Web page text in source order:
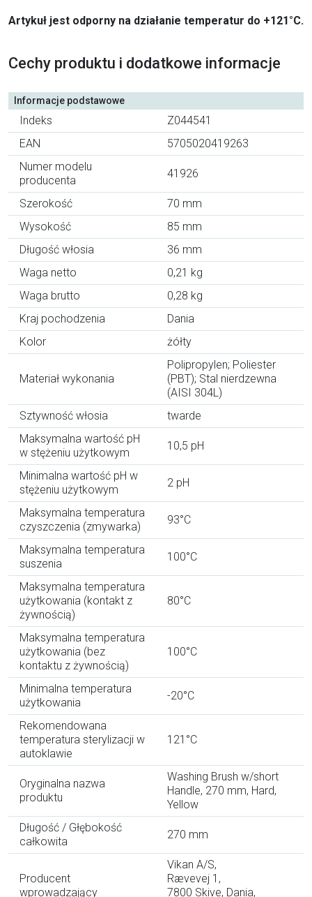
Artykuł jest odporny na działanie temperatur do +121°C.
Cechy produktu i dodatkowe informacje
Informacje podstawowe
Indeks
Z044541
EAN
5705020419263
Numer modelu
producenta
41926
Szerokość
70 mm
Wysokość
85 mm
Długość włosia
36 mm
Waga netto
0,21 kg
Waga brutto
0,28 kg
Kraj pochodzenia
Dania
Kolor
żółty
Materiał wykonania
Polipropylen; Poliester
(PBT); Stal nierdzewna
(AISI 304L)
Sztywność włosia
twarde
Maksymalna wartość pH
w stężeniu użytkowym
10,5 pH
Minimalna wartość pH w
stężeniu użytkowym
2 pH
Maksymalna temperatura
czyszczenia (zmywarka)
93°C
Maksymalna temperatura
suszenia
100°C
Maksymalna temperatura
użytkowania (kontakt z
żywnością)
80°C
Maksymalna temperatura
użytkowania (bez
kontaktu z żywnością)
100°C
Minimalna temperatura
użytkowania
-20°C
Rekomendowana
temperatura sterylizacji w
autoklawie
121°C
Oryginalna nazwa
produktu
Washing Brush w/short
Handle, 270 mm, Hard,
Yellow
Długość / Głębokość
całkowita
270 mm
Producent
wprowadzający
Vikan A/S,
Rævevej 1,
7800 Skive, Dania,